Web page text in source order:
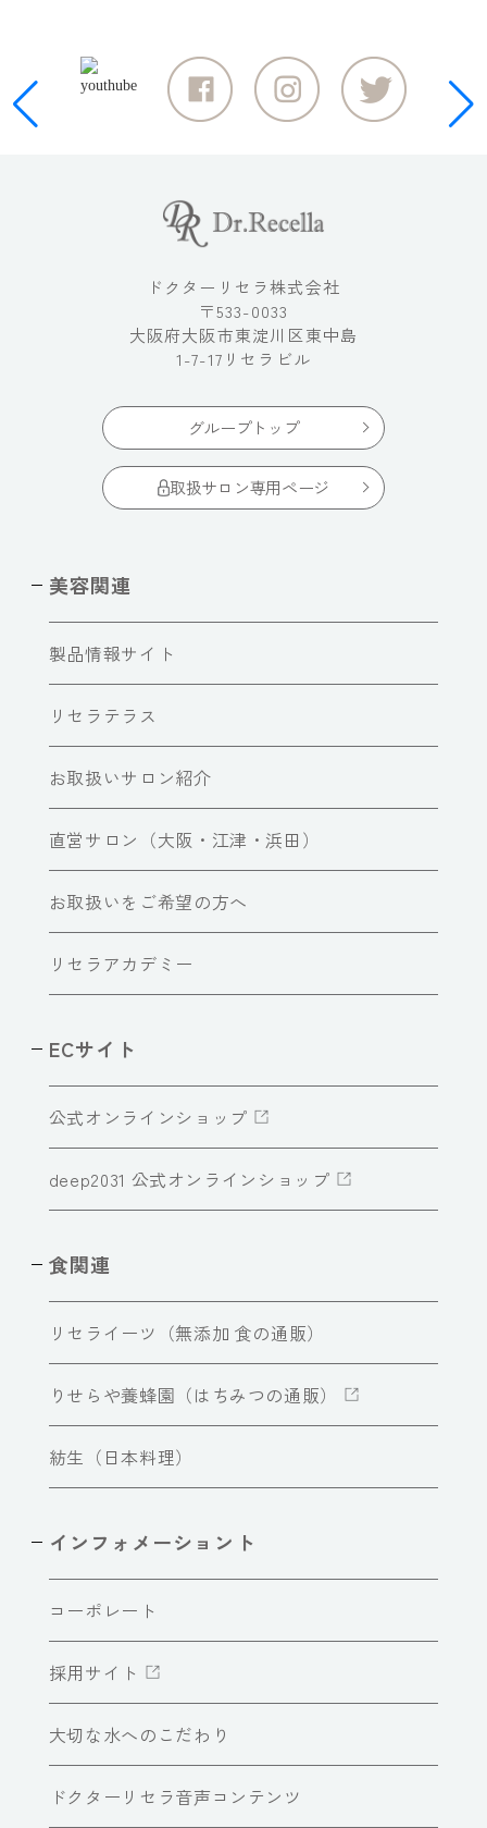
ドクターリセラ株式会社
〒533-0033
大阪府大阪市東淀川区東中島
1-7-17リセラビル
グループトップ
取扱サロン専用ページ
美容関連
製品情報サイト
リセラテラス
お取扱いサロン紹介
直営サロン（大阪・江津・浜田）
お取扱いをご希望の方へ
リセラアカデミー
ECサイト
公式オンラインショップ
deep2031 公式オンラインショップ
食関連
リセライーツ（無添加 食の通販）
りせらや養蜂園（はちみつの通販）
紡生（日本料理）
インフォメーショント
コーポレート
採用サイト
大切な水へのこだわり
ドクターリセラ音声コンテンツ